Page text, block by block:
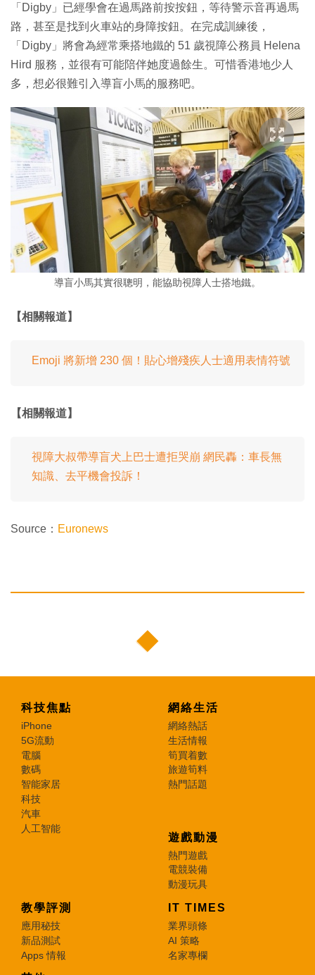
「Digby」已經學會在過馬路前按按鈕，等待警示音再過馬
路，甚至是找到火車站的身障按鈕。在完成訓練後，
「Digby」將會為經常乘搭地鐵的 51 歲視障公務員 Helena
Hird 服務，並很有可能陪伴她度過餘生。可惜香港地少人
多，想必很難引入導盲小馬的服務吧。
導盲小馬其實很聰明，能協助視障人士搭地鐵。
【相關報道】
Emoji 將新增 230 個！貼心增殘疾人士適用表情符號
【相關報道】
視障大叔帶導盲犬上巴士遭拒哭崩 網民轟：車長無
知識、去平機會投訴！
Source： Euronews
科技焦點
iPhone
5G流動
電腦
數碼
智能家居
科技
汽車
人工智能
網絡生活
網絡熱話
生活情報
筍買着數
旅遊筍料
熱門話題
遊戲動漫
熱門遊戲
電競裝備
動漫玩具
教學評測
應用秘技
新品測試
Apps 情報
IT TIMES
業界頭條
AI 策略
名家專欄